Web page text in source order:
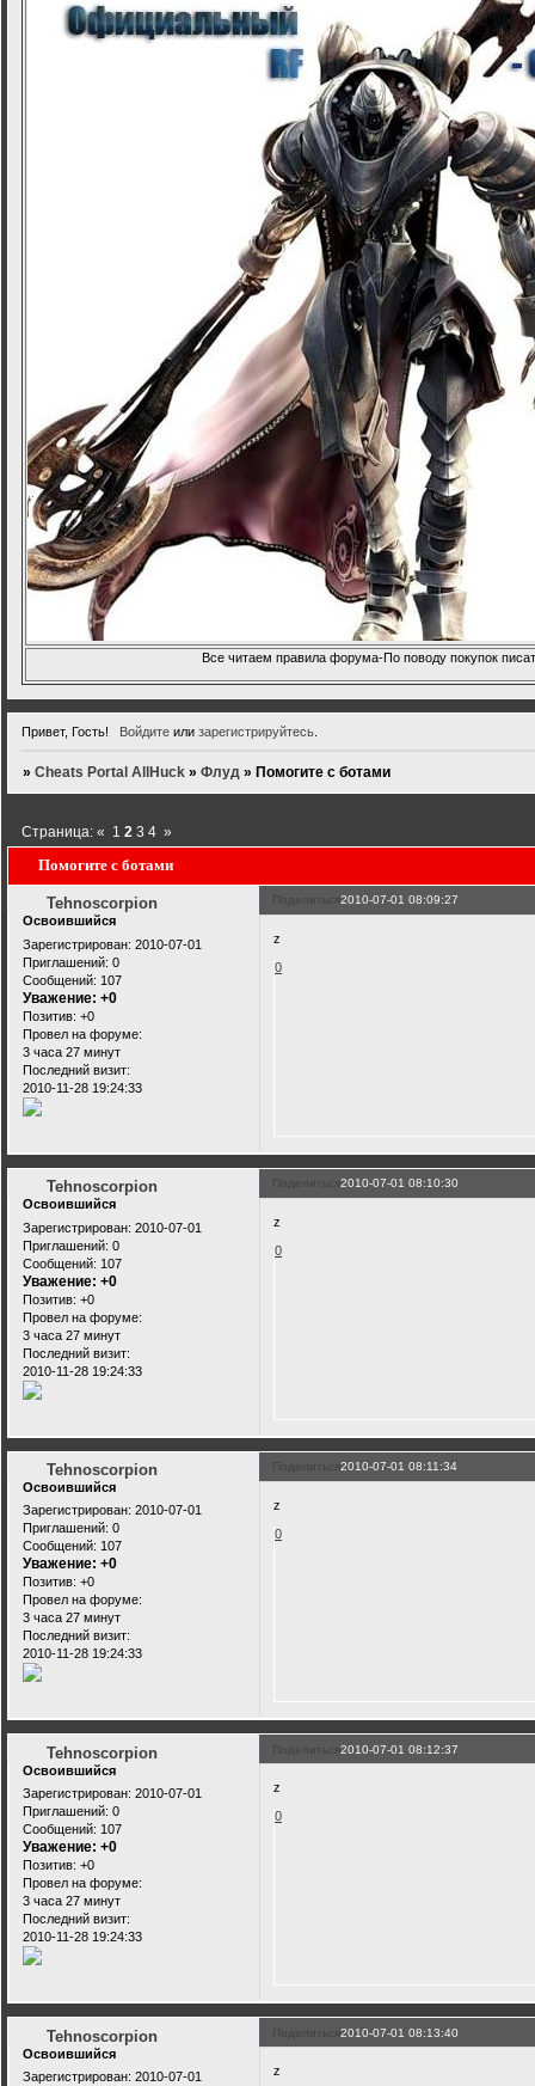
Все читаем правила форума-По поводу покупок
Привет, Гость! Войдитеили зарегистрируйтесь.
»Cheats Portal AllHuck »Флуд » Помогите с ботами
Помогите с ботами
Страница:« 1 2 3 4 »
Поделиться2010-07-01 08:09:27
Tehnoscorpion
Освоившийся
Зарегистрирован: 2010-07-01
Приглашений: 0
Сообщений: 107
Уважение: +0
Позитив: +0
Провел на форуме:
3 часа 27 минут
Последний визит:
2010-11-28 19:24:33
z
0
Поделиться2010-07-01 08:10:30
Tehnoscorpion
Освоившийся
Зарегистрирован: 2010-07-01
Приглашений: 0
Сообщений: 107
Уважение: +0
Позитив: +0
Провел на форуме:
3 часа 27 минут
Последний визит:
2010-11-28 19:24:33
z
0
Поделиться2010-07-01 08:11:34
Tehnoscorpion
Освоившийся
Зарегистрирован: 2010-07-01
Приглашений: 0
Сообщений: 107
Уважение: +0
Позитив: +0
Провел на форуме:
3 часа 27 минут
Последний визит:
2010-11-28 19:24:33
z
0
Поделиться2010-07-01 08:12:37
Tehnoscorpion
Освоившийся
Зарегистрирован: 2010-07-01
Приглашений: 0
Сообщений: 107
Уважение: +0
Позитив: +0
Провел на форуме:
3 часа 27 минут
Последний визит:
2010-11-28 19:24:33
z
0
Поделиться2010-07-01 08:13:40
Tehnoscorpion
Освоившийся
Зарегистрирован: 2010-07-01
z